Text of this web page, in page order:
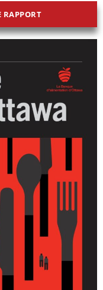
RAPPORT